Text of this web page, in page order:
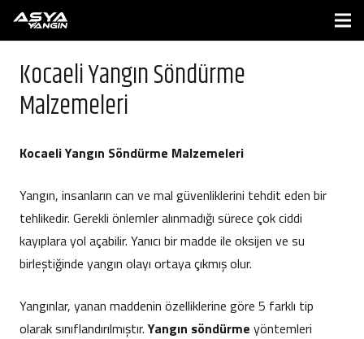
Kocaeli Yangın Söndürme
Malzemeleri
Kocaeli Yangın Söndürme Malzemeleri
Yangın, insanların can ve mal güvenliklerini tehdit eden bir
tehlikedir. Gerekli önlemler alınmadığı sürece çok ciddi
kayıplara yol açabilir. Yanıcı bir madde ile oksijen ve su
birleştiğinde yangın olayı ortaya çıkmış olur.
Yangınlar, yanan maddenin özelliklerine göre 5 farklı tip
olarak sınıflandırılmıştır.Yangın söndürme yöntemleri